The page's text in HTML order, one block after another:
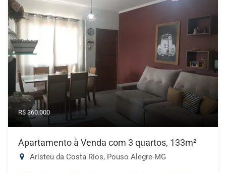
R$ 360.000
Apartamento à Venda com 3 quartos, 133m²
Aristeu da Costa Rios, Pouso Alegre-MG